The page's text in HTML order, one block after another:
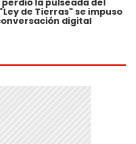
de Tierras" se impuso
digital